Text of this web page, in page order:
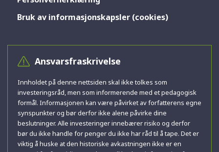
Bruk av informasjonskapsler (cookies)
Ansvarsfraskrivelse
Innholdet på denne nettsiden skal ikke tolkes som
investeringsråd, men som informerende med et pedagogisk
formål. Informasjonen kan være påvirket av forfatterens egne
synspunkter og bør derfor ikke alene påvirke dine
beslutninger. Alle investeringer innebærer risiko og derfor
bør du ikke handle for penger du ikke har råd til å tape. Det er
viktig å huske at den historiske avkastningen ikke er en